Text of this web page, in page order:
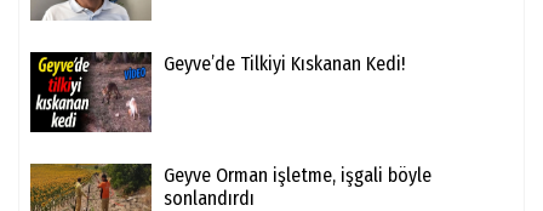
Geyve’de Tilkiyi Kıskanan Kedi!
Geyve Orman işletme, işgali böyle
sonlandırdı